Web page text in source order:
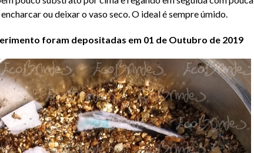
ou deixar o vaso seco. O ideal é sempre úmido.
foram depositadas em 01 de Outubro de 2019